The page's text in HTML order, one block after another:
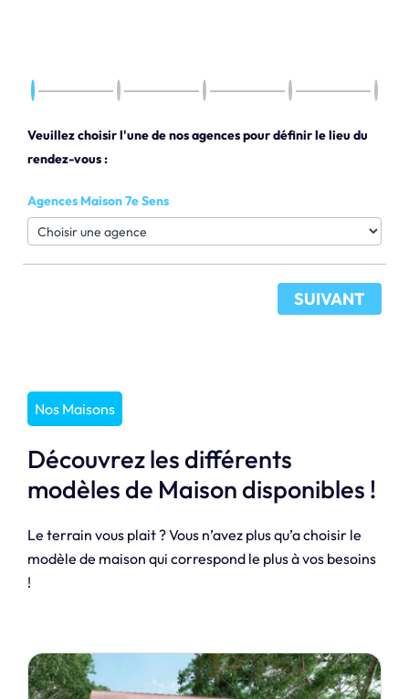
Veuillez choisir l'une de nos agences pour définir le lieu du
rendez-vous :
Agences Maison 7e Sens
SUIVANT
Nos Maisons
Découvrez les différents
modèles de Maison disponibles !
Le terrain vous plait ? Vous n’avez plus qu’a choisir le
modèle de maison qui correspond le plus à vos besoins
!